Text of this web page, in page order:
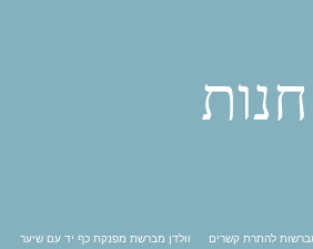
חנות
מברשות להתרת קשרים וולדן מברשת מפנקת כף יד עם שיער